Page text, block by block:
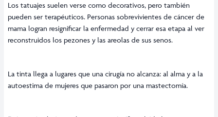
Los tatuajes suelen verse como decorativos, pero también
pueden ser terapéuticos. Personas sobrevivientes de cáncer de
mama logran resignificar la enfermedad y cerrar esa etapa al ver
reconstruidos los pezones y las areolas de sus senos.
La tinta llega a lugares que una cirugía no alcanza: al alma y a la
autoestima de mujeres que pasaron por una mastectomía.